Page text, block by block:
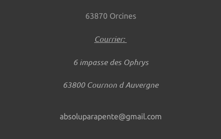
63870 Orcines
Courrier:
6 impasse des Ophrys
63800 Cournon d Auvergne
absoluparapente@gmail.com